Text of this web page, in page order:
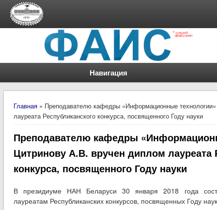
Навигация
Вы здесь
Главная» Преподавателю кафедры «Информационные
лауреата Республиканского конкурса, посвященного Году науки
Преподавателю кафедры
Цитринову А.В. вручен диплом лауреата
конкурса, посвященного Году науки
В президиуме НАН Беларуси 30 января 2018 года
лауреатам Республиканских конкурсов, посвященных Году